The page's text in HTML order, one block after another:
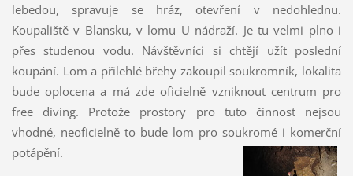
lebedou, spravuje se hráz, otevření v nedohlednu.
Koupaliště v Blansku, v lomu U nádraží. Je tu velmi plno i
přes studenou vodu. Návštěvníci si chtějí užít poslední
koupání. Lom a přilehlé břehy zakoupil soukromník, lokalita
bude oplocena a má zde oficielně vzniknout centrum pro
free diving. Protože prostory pro tuto činnost nejsou
vhodné, neoficielně to bude lom pro soukromé i komerční
potápění.